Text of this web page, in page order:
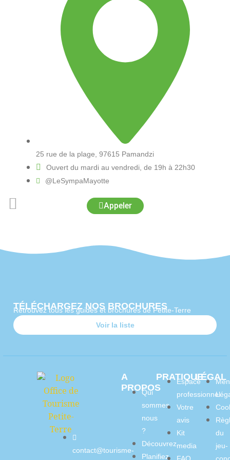
25 rue de la plage, 97615 Pamandzi
Ouvert du mardi au vendredi, de 19h à 22h30
@LeSympaMayotte
Appeler
TÉLÉCHARGEZ NOS BROCHURES
Retrouvez tous les guides et brochures de Petite-Terre
Voir la liste
contact@tourisme-
A
PROPOS
Qui
sommes
nous
?
Découvrez
Planifiez
PRATIQUE
Espace
professionnel
Votre
avis
Kit
media
LÉGAL
du
jeu-